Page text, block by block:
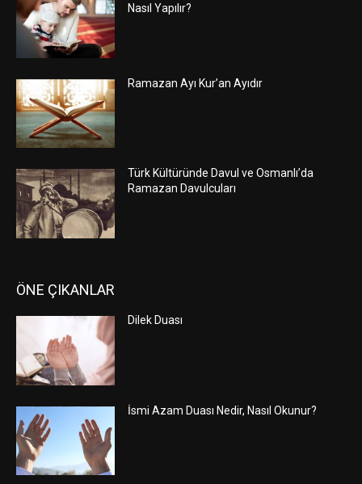
Nasıl Yapılır?
Ramazan Ayı Kur’an Ayıdır
Türk Kültüründe Davul ve Osmanlı’da
Ramazan Davulcuları
ÖNE ÇIKANLAR
Dilek Duası
İsmi Azam Duası Nedir, Nasıl Okunur?